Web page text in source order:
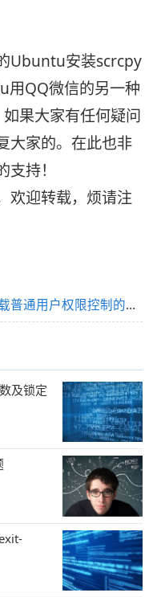
Ubuntu安装scrcpy
用QQ微信的另一种
果大家有任何疑问
大家的。在此也非
持！
欢迎转载，烦请注
Ubuntu16.04 ext4格式硬盘挂载普通用户权限控制的操作方法
及锁定